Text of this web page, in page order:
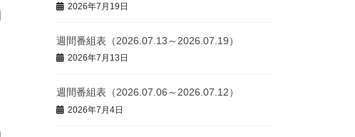
2026年7月19日
週間番組表（2026.07.13～2026.07.19）
2026年7月13日
週間番組表（2026.07.06～2026.07.12）
2026年7月4日